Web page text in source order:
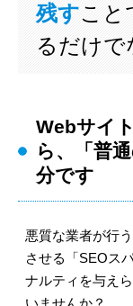
残すこと
るだけで
Webサイ
ら、「普
分です
悪質な業者が行
させる「SEOス
ナルティを与え
いませんか？